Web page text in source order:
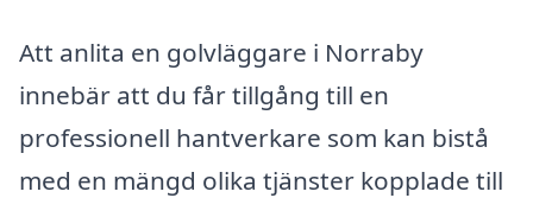
Att anlita en golvläggare i Norraby
innebär att du får tillgång till en
professionell hantverkare som kan bistå
med en mängd olika tjänster kopplade till